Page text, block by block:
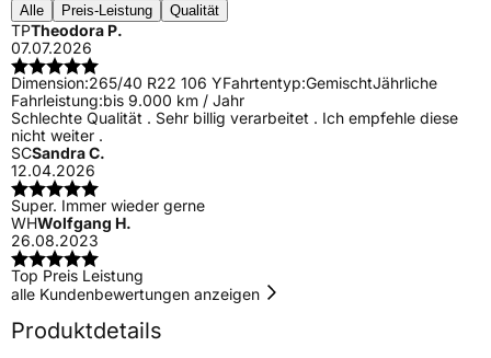
Alle Preis-Leistung Qualität
TPTheodora P.
07.07.2026
Dimension:265/40 R22 106 YFahrtentyp:GemischtJährliche
Fahrleistung:bis 9.000 km / Jahr
Schlechte Qualität . Sehr billig verarbeitet . Ich empfehle diese
nicht weiter .
SCSandra C.
12.04.2026
Super. Immer wieder gerne
WHWolfgang H.
26.08.2023
Top Preis Leistung
alle Kundenbewertungen anzeigen
Produktdetails